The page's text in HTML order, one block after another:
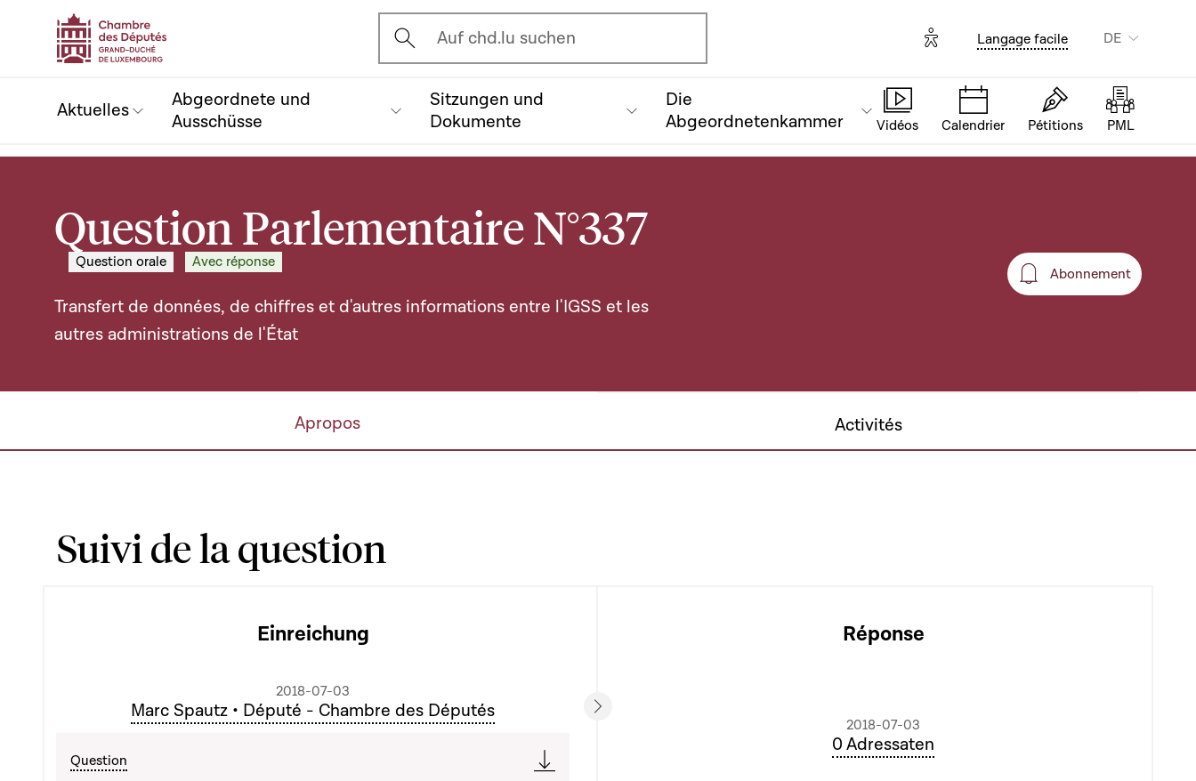
Ouvrir l'écran de recherche
Auf chd.lu suchen Options d'accessibilité
Langage facile DE
Aktuelles
Abgeordnete und
Ausschüsse
Sitzungen und
Dokumente
Die
Abgeordnetenkammer
Vidéos Calendrier Pétitions PML
Question Parlementaire N°337
Question orale Avec réponse
Transfert de données, de chiffres et d'autres informations entre l'IGSS et les
autres administrations de l'État
Abonnement
Abonnement
Apropos Activités
Suivi de la question
Einreichung
2018-07-03
Marc Spautz • Député - Chambre des Députés
Question
Réponse
2018-07-03
0 Adressaten